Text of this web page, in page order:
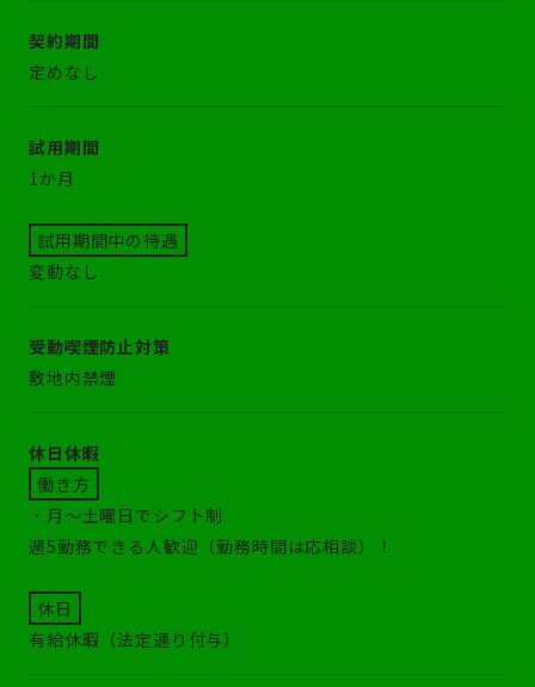
契約期間
定めなし
試用期間
1か月
試用期間中の待遇
変動なし
受動喫煙防止対策
敷地内禁煙
休日休暇
働き方
・月～土曜日でシフト制
週5勤務できる人歓迎（勤務時間は応相談）！
休日
有給休暇（法定通り付与）